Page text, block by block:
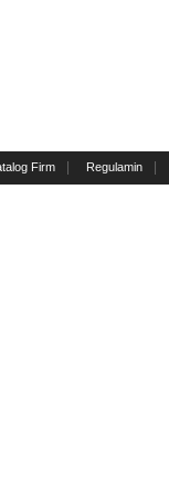
Firm | Regulamin |